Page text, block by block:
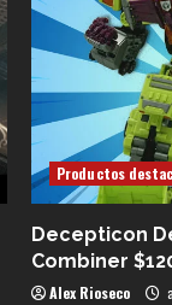
Productos
Decepticon
Combiner
Alex Rioseco